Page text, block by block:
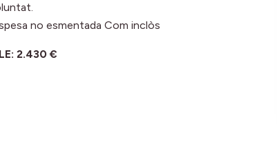
no esmentada Com inclòs
2.430 €